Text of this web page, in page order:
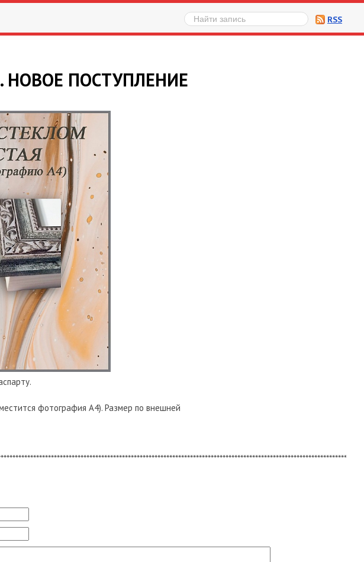
RSS
НОВОЕ ПОСТУПЛЕНИЕ
фотография А4). Размер по внешней